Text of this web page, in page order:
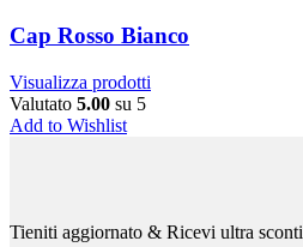
Cap Rosso Bianco
Visualizza prodotti
Valutato 5.00 su 5
Add to Wishlist
Tieniti aggiornato & Ricevi ultra sconti